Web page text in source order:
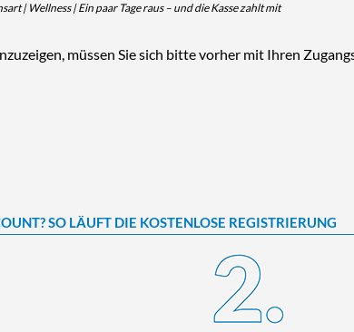
| Wellness|Ein paar Tage raus – und die Kasse zahlt mit
müssen Sie sich bitte vorher mit Ihren
SO LÄUFT DIE KOSTENLOSE REGISTRIERUNG